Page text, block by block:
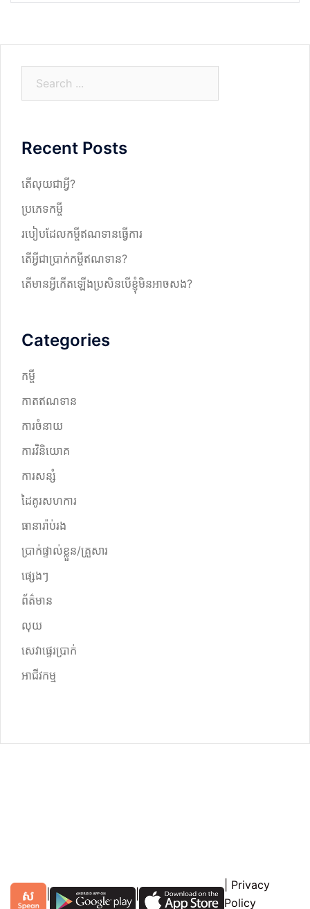
c
Recent Posts
តើលុយជាអ្វី?
ប្រភេទកម្ចី
របៀបដែលកម្ចីឥណទានធ្វើការ
តើអ្វីជាប្រាក់កម្ចីឥណទាន?
តើមានអ្វីកើតឡើងប្រសិនបើខ្ញុំមិនអាចសង?
Categories
កម្ចី
កាតឥណទាន
ការចំនាយ
ការវិនិយោគ
ការសន្សំ
ដៃគូរសហការ
ធានារ៉ាប់រង
ប្រាក់ផ្ទាល់ខ្លួន/គ្រួសារ
ផ្សេងៗ
ព័ត៌មាន
លុយ
សេវាផ្ទេរប្រាក់
អាជីវកម្ម
| |
| Privacy
Policy